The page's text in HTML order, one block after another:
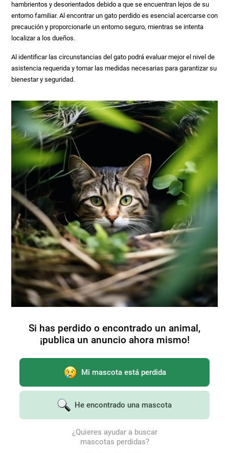
hambrientos y desorientados debido a que se encuentran lejos de su
entorno familiar. Al encontrar un gato perdido es esencial acercarse con
precaución y proporcionarle un entorno seguro, mientras se intenta
localizar a los dueños.
Al identificar las circunstancias del gato podrá evaluar mejor el nivel de
asistencia requerida y tomar las medidas necesarias para garantizar su
bienestar y seguridad.
Si has perdido o encontrado un animal,
¡publica un anuncio ahora mismo!
Mi mascota está perdida
He encontrado una mascota
¿Quieres ayudar a buscar
mascotas perdidas?